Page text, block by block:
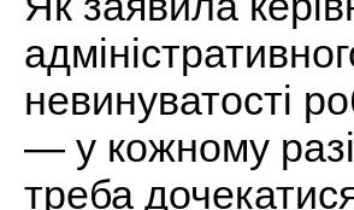
невинуватості
— у кожному
треба